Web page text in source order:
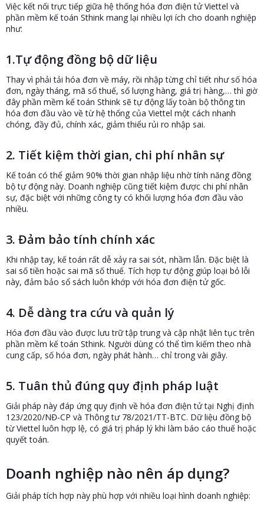
Việc kết nối trực tiếp giữa hệ thống hóa đơn điện tử Viettel và
phần mềm kế toán Sthink mang lại nhiều lợi ích cho doanh nghiệp
như:
1.Tự động đồng bộ dữ liệu
Thay vì phải tải hóa đơn về máy, rồi nhập từng chỉ tiết như số hóa
đơn, ngày tháng, mã số thuế, số lượng hàng, giá trị hàng,… thì giờ
đây phần mềm kế toán Sthink sẽ tự động lấy toàn bộ thông tin
hóa đơn đầu vào về từ hệ thống của Viettel một cách nhanh
chóng, đầy đủ, chính xác, giảm thiểu rủi ro nhập sai.
2. Tiết kiệm thời gian, chi phí nhân sự
Kế toán có thể giảm 90% thời gian nhập liệu nhờ tính năng đồng
bộ tự động này. Doanh nghiệp cũng tiết kiệm được chi phí nhân
sự, đặc biệt với những công ty có khối lượng hóa đơn đầu vào
nhiều.
3. Đảm bảo tính chính xác
Khi nhập tay, kế toán rất dễ xảy ra sai sót, nhầm lẫn. Đặc biệt là
sai số tiền hoặc sai mã số thuế. Tích hợp tự động giúp loại bỏ lỗi
này, đảm bảo sổ sách luôn khớp với hóa đơn điện tử gốc.
4. Dễ dàng tra cứu và quản lý
Hóa đơn đầu vào được lưu trữ tập trung và cập nhật liên tục trên
phần mềm kế toán Sthink. Người dùng có thể tìm kiếm theo nhà
cung cấp, số hóa đơn, ngày phát hành… chỉ trong vài giây.
5. Tuân thủ đúng quy định pháp luật
Giải pháp này đáp ứng quy định về hóa đơn điện tử tại Nghị định
123/2020/NĐ-CP và Thông tư 78/2021/TT-BTC. Dữ liệu đồng bộ
từ Viettel luôn hợp lệ, có giá trị pháp lý khi làm báo cáo thuế hoặc
quyết toán.
Doanh nghiệp nào nên áp dụng?
Giải pháp tích hợp này phù hợp với nhiều loại hình doanh nghiệp: